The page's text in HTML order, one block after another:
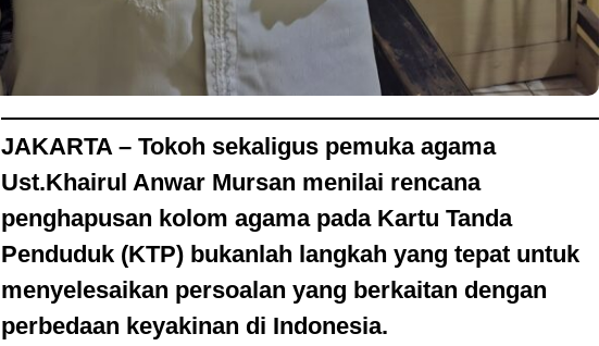
JAKARTA – Tokoh sekaligus pemuka agama
Ust.Khairul Anwar Mursan menilai rencana
penghapusan kolom agama pada Kartu Tanda
Penduduk (KTP) bukanlah langkah yang tepat untuk
menyelesaikan persoalan yang berkaitan dengan
perbedaan keyakinan di Indonesia.